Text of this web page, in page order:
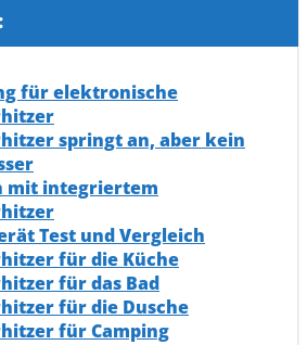
für elektronische
springt an, aber kein
mit integriertem
Test und Vergleich
für die Küche
für das Bad
für die Dusche
für Camping